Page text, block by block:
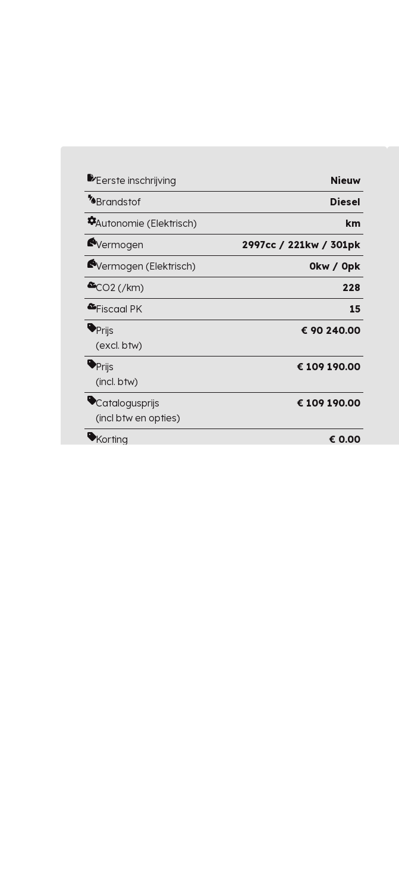
Eerste inschrijving
Nieuw
Brandstof
Diesel
Autonomie (Elektrisch)
km
Vermogen
2997cc / 221kw / 301pk
Vermogen (Elektrisch)
0kw / 0pk
CO2 (/km)
228
Fiscaal PK
15
Prijs
(excl. btw)
€ 90 240.00
Prijs
(incl. btw)
€ 109 190.00
Catalogusprijs
(incl btw en opties)
€ 109 190.00
Korting € 0.00